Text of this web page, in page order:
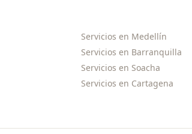
Servicios en Medellín
Servicios en Barranquilla
Servicios en Soacha
Servicios en Cartagena